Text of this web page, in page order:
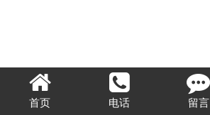
首页 电话 留言